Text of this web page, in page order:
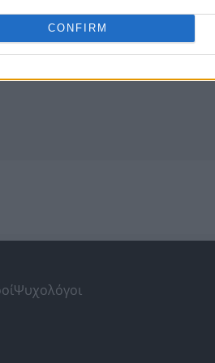
CONFIRM
Ψυχολόγοι